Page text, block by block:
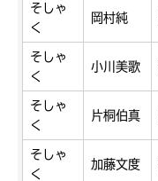
そしゃ
く
岡村純
そしゃ
く
小川美歌
そしゃ
く
片桐伯真
そしゃ
く
加藤文度